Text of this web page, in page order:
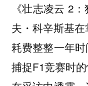
《壮志凌云 2
夫・科辛斯基
耗费整整一年
捕捉F1竞赛时